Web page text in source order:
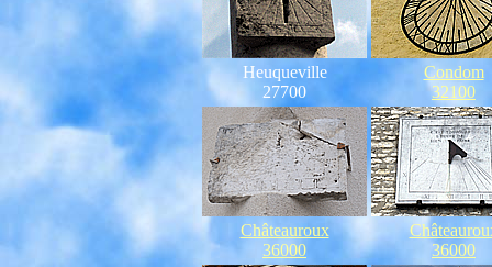
Heuqueville
27700
Condom
32100
Châteauroux
36000
36000